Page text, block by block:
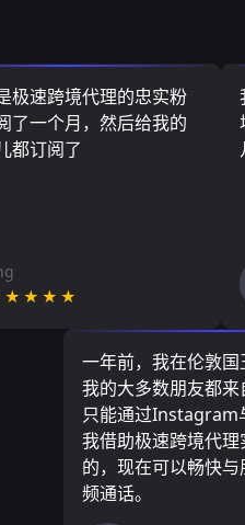
极速跨境代理的忠实粉
了一个月，然后给我的
都订阅了
一年前，我在伦敦国
我的大多数朋友都来
只能通过Instagram
我借助极速跨境代理
的，现在可以畅快
频通话。